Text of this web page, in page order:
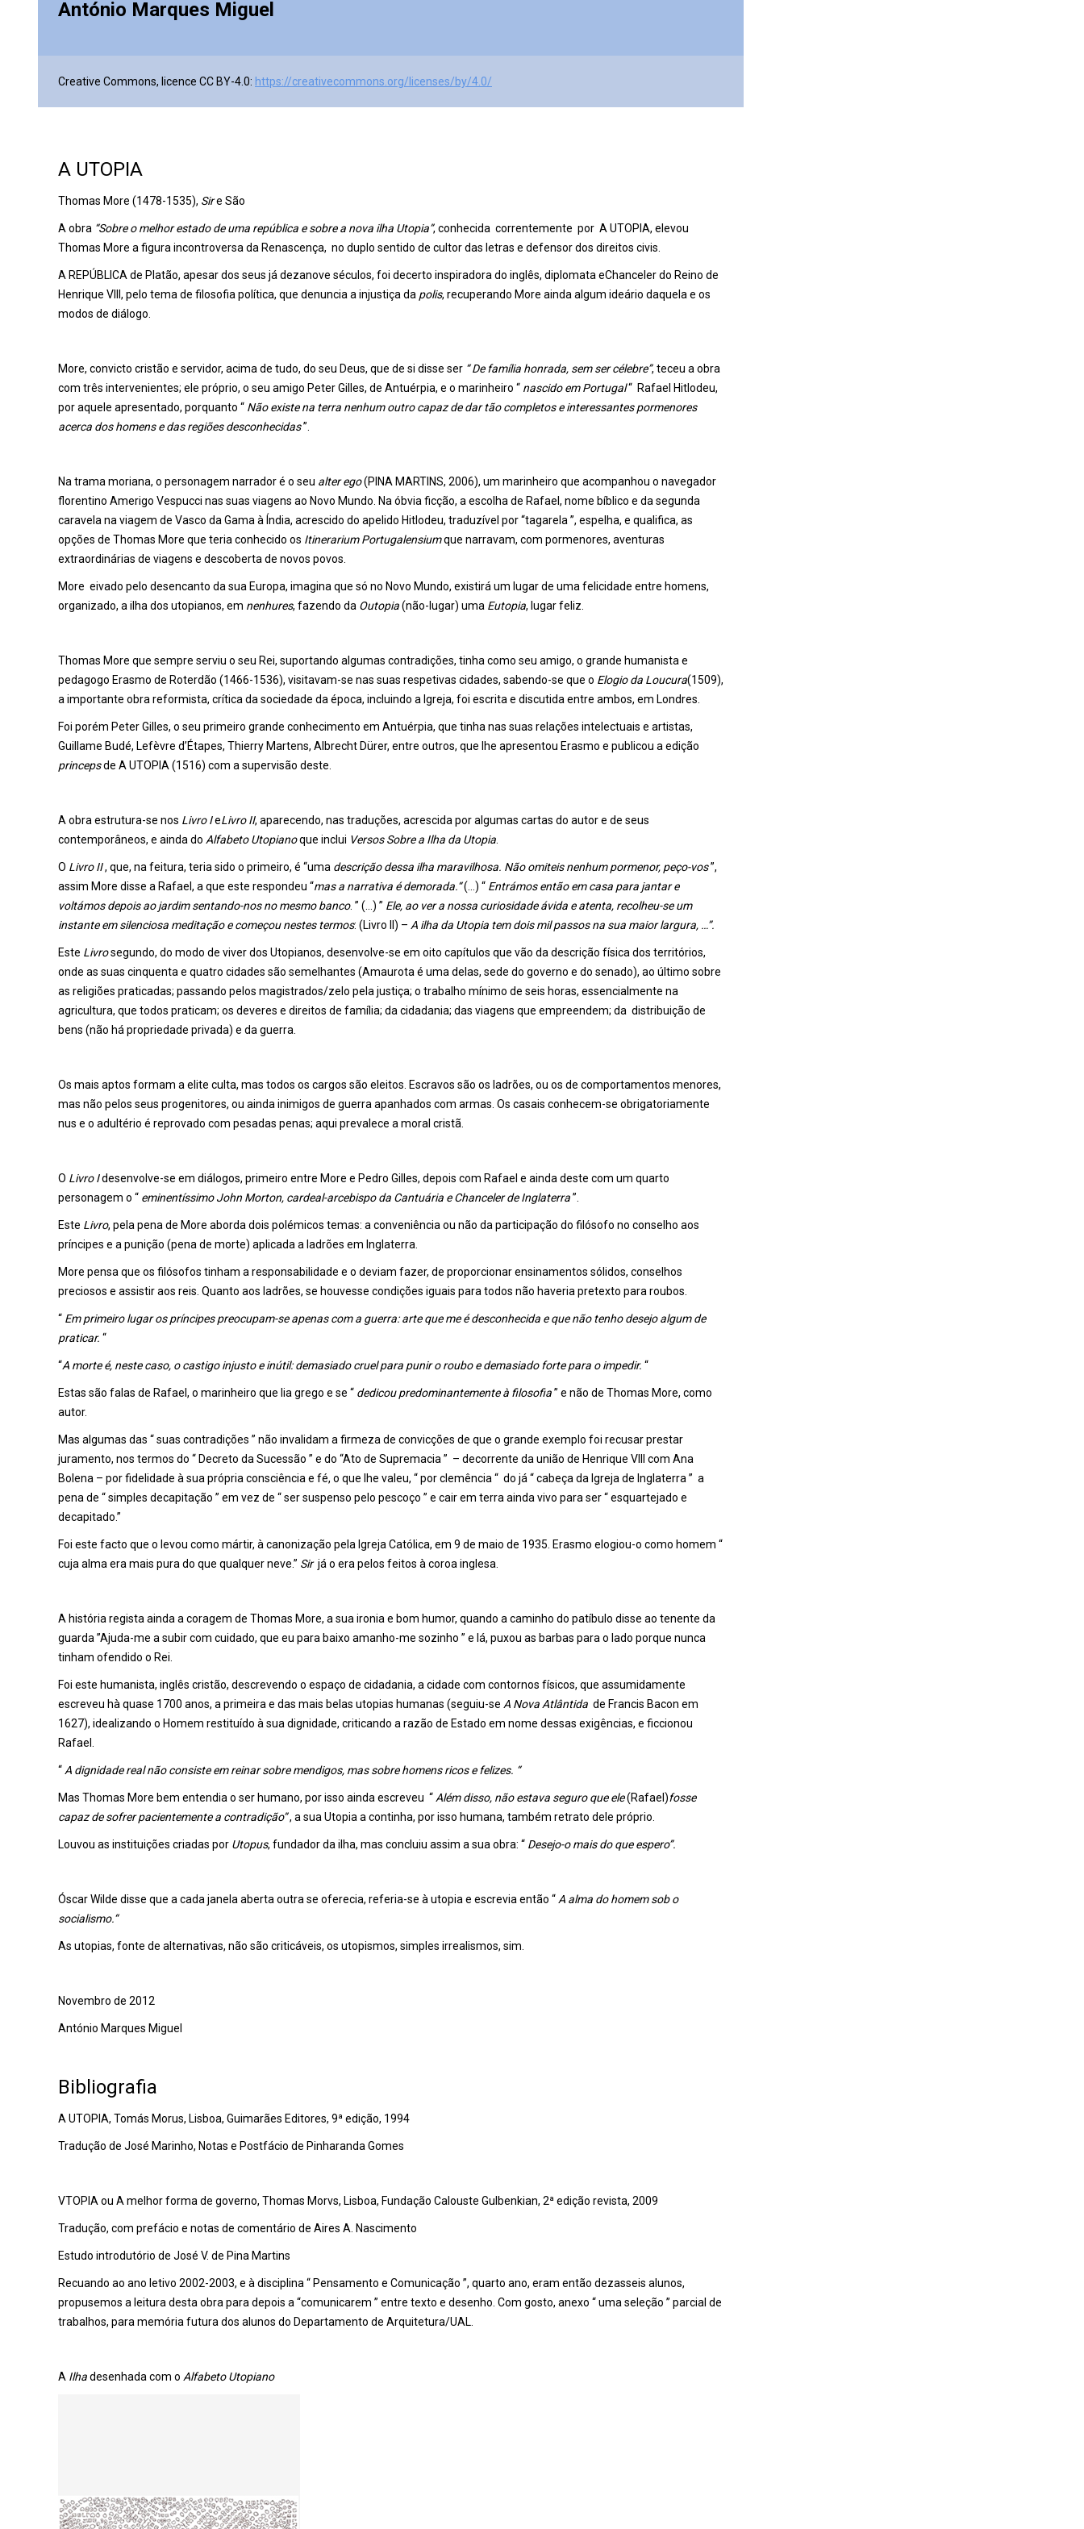
António Marques Miguel
Creative Commons, licence CC BY-4.0: https://creativecommons.org/licenses/by/4.0/
A UTOPIA
Thomas More (1478-1535), Sire São
A obra “Sobre o melhor estado de uma república e sobre a nova ilha Utopia”, conhecida correntemente por A UTOPIA, elevou
Thomas More a figura incontroversa da Renascença, no duplo sentido de cultor das letras e defensor dos direitos civis.
A REPÚBLICA de Platão, apesar dos seus já dezanove séculos, foi decerto inspiradora do inglês, diplomata eChanceler do Reino de
Henrique VIII, pelo tema de filosofia política, que denuncia a injustiça da polis, recuperando More ainda algum ideário daquela e os
modos de diálogo.
More, convicto cristão e servidor, acima de tudo, do seu Deus, que de si disse ser “ De família honrada, sem ser célebre”, teceu a obra
com três intervenientes; ele próprio, o seu amigo Peter Gilles, de Antuérpia, e o marinheiro “ nascido em Portugal“ Rafael Hitlodeu,
por aquele apresentado, porquanto “ Não existe na terra nenhum outro capaz de dar tão completos e interessantes pormenores
acerca dos homens e das regiões desconhecidas”.
Na trama moriana, o personagem narrador é o seu alter ego(PINA MARTINS, 2006), um marinheiro que acompanhou o navegador
florentino Amerigo Vespucci nas suas viagens ao Novo Mundo. Na óbvia ficção, a escolha de Rafael, nome bíblico e da segunda
caravela na viagem de Vasco da Gama à Índia, acrescido do apelido Hitlodeu, traduzível por “tagarela ”, espelha, e qualifica, as
opções de Thomas More que teria conhecido os Itinerarium Portugalensiumque narravam, com pormenores, aventuras
extraordinárias de viagens e descoberta de novos povos.
More eivado pelo desencanto da sua Europa, imagina que só no Novo Mundo, existirá um lugar de uma felicidade entre homens,
organizado, a ilha dos utopianos, em nenhures, fazendo da Outopia(não-lugar) uma Eutopia, lugar feliz.
Thomas More que sempre serviu o seu Rei, suportando algumas contradições, tinha como seu amigo, o grande humanista e
pedagogo Erasmo de Roterdão (1466-1536), visitavam-se nas suas respetivas cidades, sabendo-se que o Elogio da Loucura(1509),
a importante obra reformista, crítica da sociedade da época, incluindo a Igreja, foi escrita e discutida entre ambos, em Londres.
Foi porém Peter Gilles, o seu primeiro grande conhecimento em Antuérpia, que tinha nas suas relações intelectuais e artistas,
Guillame Budé, Lefèvre d’Étapes, Thierry Martens, Albrecht Dürer, entre outros, que lhe apresentou Erasmo e publicou a edição
princepsde A UTOPIA (1516) com a supervisão deste.
A obra estrutura-se nos Livro IeLivro II, aparecendo, nas traduções, acrescida por algumas cartas do autor e de seus
contemporâneos, e ainda do Alfabeto Utopianoque inclui Versos Sobre a Ilha da Utopia
O Livro II, que, na feitura, teria sido o primeiro, é “uma descrição dessa ilha maravilhosa. Não omiteis nenhum pormenor, peço-vos”,
assim More disse a Rafael, a que este respondeu “mas a narrativa é demorada.“(…) “ Entrámos então em casa para jantar e
voltámos depois ao jardim sentando-nos no mesmo banco. ” (…) ” Ele, ao ver a nossa curiosidade ávida e atenta, recolheu-se um
instante em silenciosa meditação e começou nestes termos: (Livro II) – A ilha da Utopia tem dois mil passos na sua maior largura, …”.
Este Livrosegundo, do modo de viver dos Utopianos, desenvolve-se em oito capítulos que vão da descrição física dos territórios,
onde as suas cinquenta e quatro cidades são semelhantes (Amaurota é uma delas, sede do governo e do senado), ao último sobre
as religiões praticadas; passando pelos magistrados/zelo pela justiça; o trabalho mínimo de seis horas, essencialmente na
agricultura, que todos praticam; os deveres e direitos de família; da cidadania; das viagens que empreendem; da distribuição de
bens (não há propriedade privada) e da guerra.
Os mais aptos formam a elite culta, mas todos os cargos são eleitos. Escravos são os ladrões, ou os de comportamentos menores,
mas não pelos seus progenitores, ou ainda inimigos de guerra apanhados com armas. Os casais conhecem-se obrigatoriamente
nus e o adultério é reprovado com pesadas penas; aqui prevalece a moral cristã.
O Livro Idesenvolve-se em diálogos, primeiro entre More e Pedro Gilles, depois com Rafael e ainda deste com um quarto
personagem o “ eminentíssimo John Morton, cardeal-arcebispo da Cantuária e Chanceler de Inglaterra”.
Este Livro, pela pena de More aborda dois polémicos temas: a conveniência ou não da participação do filósofo no conselho aos
príncipes e a punição (pena de morte) aplicada a ladrões em Inglaterra.
More pensa que os filósofos tinham a responsabilidade e o deviam fazer, de proporcionar ensinamentos sólidos, conselhos
preciosos e assistir aos reis. Quanto aos ladrões, se houvesse condições iguais para todos não haveria pretexto para roubos.
“ Em primeiro lugar os príncipes preocupam-se apenas com a guerra: arte que me é desconhecida e que não tenho desejo algum de
praticar. “
“A morte é, neste caso, o castigo injusto e inútil: demasiado cruel para punir o roubo e demasiado forte para o impedir. “
Estas são falas de Rafael, o marinheiro que lia grego e se “ dedicou predominantemente à filosofia” e não de Thomas More, como
autor.
Mas algumas das “ suas contradições ” não invalidam a firmeza de convicções de que o grande exemplo foi recusar prestar
juramento, nos termos do “ Decreto da Sucessão ” e do “Ato de Supremacia ” – decorrente da união de Henrique VIII com Ana
Bolena – por fidelidade à sua própria consciência e fé, o que lhe valeu, “ por clemência “ do já “ cabeça da Igreja de Inglaterra ” a
pena de “ simples decapitação ” em vez de “ ser suspenso pelo pescoço ” e cair em terra ainda vivo para ser “ esquartejado e
decapitado.”
Foi este facto que o levou como mártir, à canonização pela Igreja Católica, em 9 de maio de 1935. Erasmo elogiou-o como homem “
cuja alma era mais pura do que qualquer neve.” Sir já o era pelos feitos à coroa inglesa.
A história regista ainda a coragem de Thomas More, a sua ironia e bom humor, quando a caminho do patíbulo disse ao tenente da
guarda ”Ajuda-me a subir com cuidado, que eu para baixo amanho-me sozinho ” e lá, puxou as barbas para o lado porque nunca
tinham ofendido o Rei.
Foi este humanista, inglês cristão, descrevendo o espaço de cidadania, a cidade com contornos físicos, que assumidamente
escreveu hà quase 1700 anos, a primeira e das mais belas utopias humanas (seguiu-se A Nova Atlântida de Francis Bacon em
1627), idealizando o Homem restituído à sua dignidade, criticando a razão de Estado em nome dessas exigências, e ficcionou
Rafael.
“ A dignidade real não consiste em reinar sobre mendigos, mas sobre homens ricos e felizes. “
Mas Thomas More bem entendia o ser humano, por isso ainda escreveu “ Além disso, não estava seguro que ele(Rafael)fosse
capaz de sofrer pacientemente a contradição”, a sua Utopia a continha, por isso humana, também retrato dele próprio.
Louvou as instituições criadas por Utopus, fundador da ilha, mas concluiu assim a sua obra: “ Desejo-o mais do que espero”.
Óscar Wilde disse que a cada janela aberta outra se oferecia, referia-se à utopia e escrevia então “ A alma do homem sob o
socialismo.“
As utopias, fonte de alternativas, não são criticáveis, os utopismos, simples irrealismos, sim.
Novembro de 2012
António Marques Miguel
Bibliografia
A UTOPIA, Tomás Morus, Lisboa, Guimarães Editores, 9ª edição, 1994
Tradução de José Marinho, Notas e Postfácio de Pinharanda Gomes
VTOPIA ou A melhor forma de governo, Thomas Morvs, Lisboa, Fundação Calouste Gulbenkian, 2ª edição revista, 2009
Tradução, com prefácio e notas de comentário de Aires A. Nascimento
Estudo introdutório de José V. de Pina Martins
Recuando ao ano letivo 2002-2003, e à disciplina “ Pensamento e Comunicação ”, quarto ano, eram então dezasseis alunos,
propusemos a leitura desta obra para depois a “comunicarem ” entre texto e desenho. Com gosto, anexo “ uma seleção ” parcial de
trabalhos, para memória futura dos alunos do Departamento de Arquitetura/UAL.
A Ilhadesenhada com o Alfabeto Utopiano